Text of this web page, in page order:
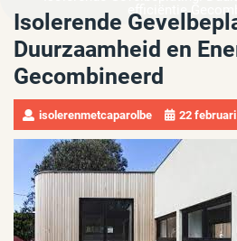
efficiëntie
Isolerende
Duurzaamheid en
Gecombineerd
isolerenmetcaparolbe 22